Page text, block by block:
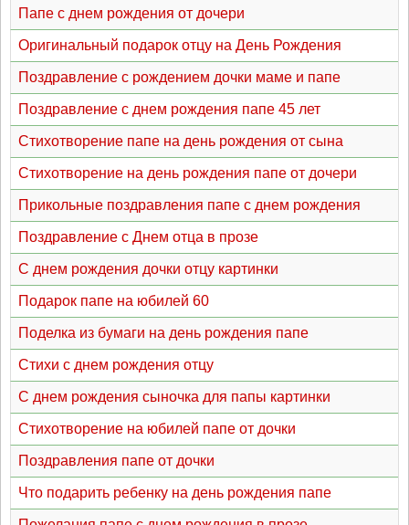
Папе с днем рождения от дочери
Оригинальный подарок отцу на День Рождения
Поздравление с рождением дочки маме и папе
Поздравление с днем рождения папе 45 лет
Стихотворение папе на день рождения от сына
Стихотворение на день рождения папе от дочери
Прикольные поздравления папе с днем рождения
Поздравление с Днем отца в прозе
С днем рождения дочки отцу картинки
Подарок папе на юбилей 60
Поделка из бумаги на день рождения папе
Стихи с днем рождения отцу
С днем рождения сыночка для папы картинки
Стихотворение на юбилей папе от дочки
Поздравления папе от дочки
Что подарить ребенку на день рождения папе